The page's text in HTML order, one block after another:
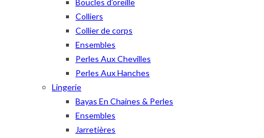
Boucles d’oreille
Colliers
Collier de corps
Ensembles
Perles Aux Chevilles
Perles Aux Hanches
Lingerie
Bayas En Chaines & Perles
Ensembles
Jarretières